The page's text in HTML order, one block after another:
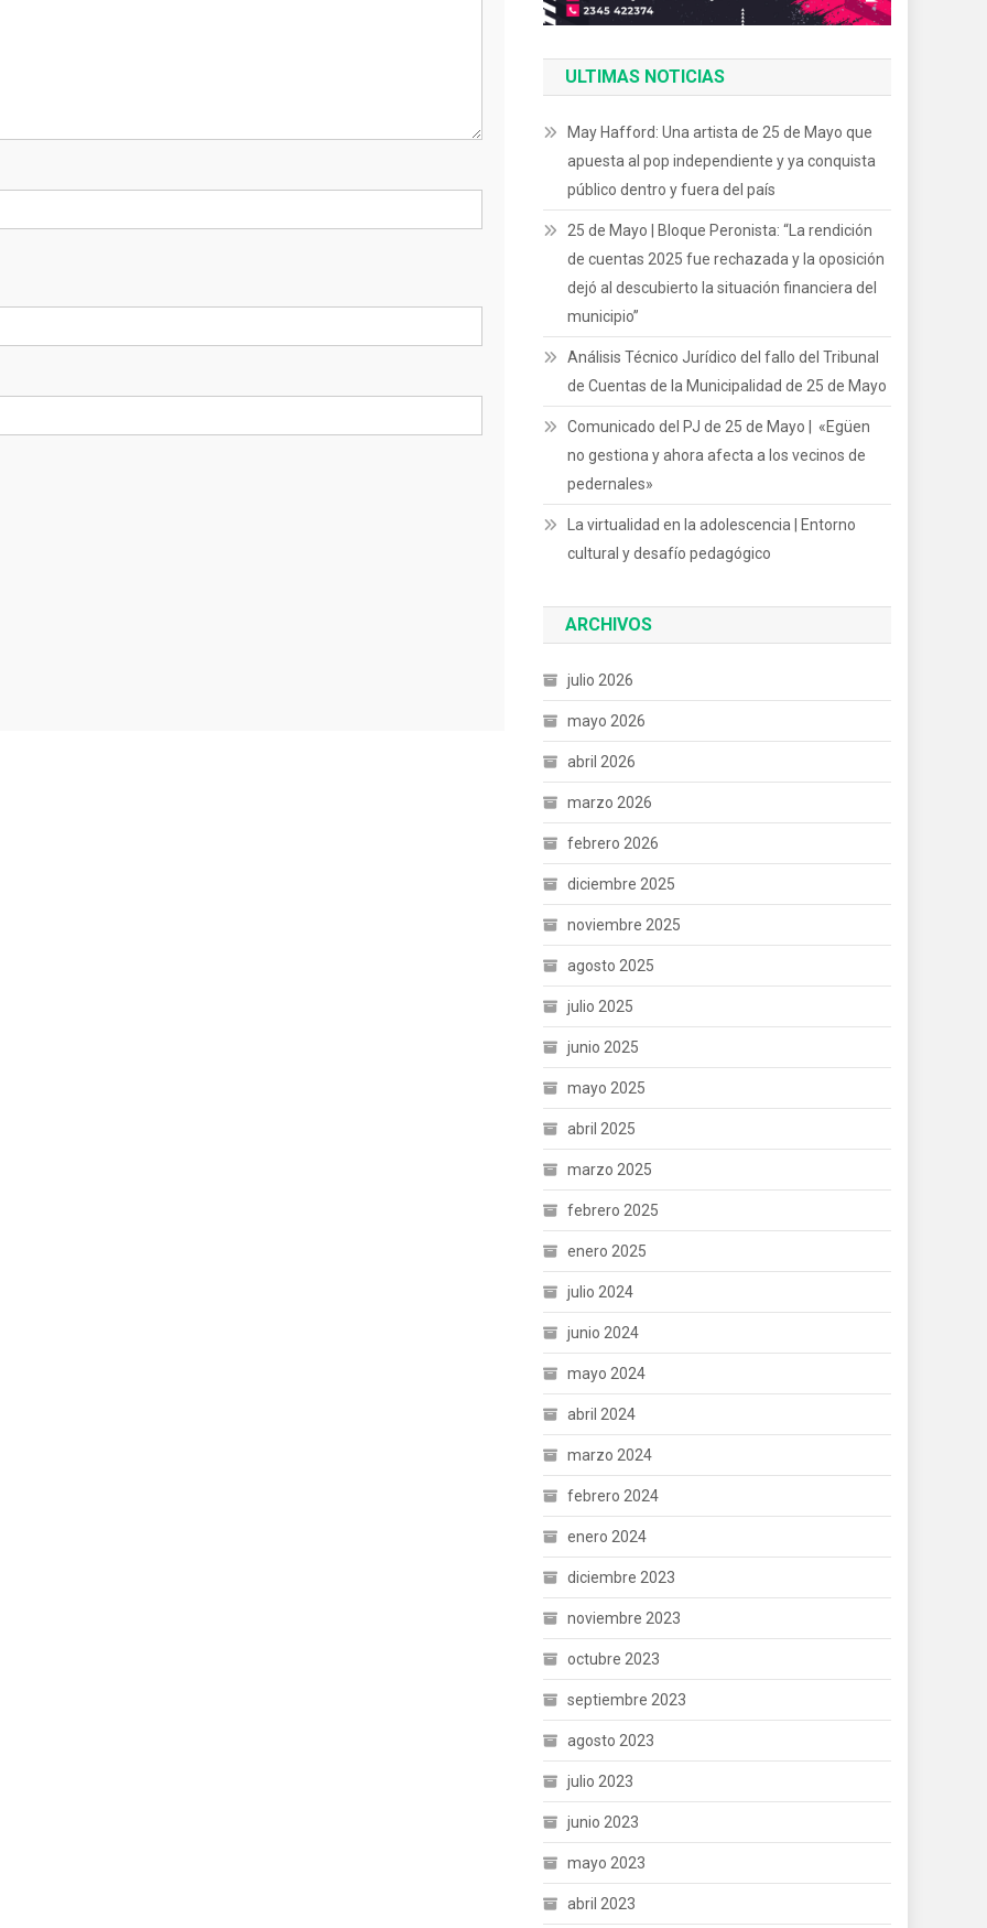
ULTIMAS NOTICIAS
May Hafford: Una artista de 25 de Mayo que
apuesta al pop independiente y ya conquista
público dentro y fuera del país
25 de Mayo | Bloque Peronista: “La rendición
de cuentas 2025 fue rechazada y la oposición
dejó al descubierto la situación financiera del
municipio”
Análisis Técnico Jurídico del fallo del Tribunal
de Cuentas de la Municipalidad de 25 de Mayo
Comunicado del PJ de 25 de Mayo | «Egüen
no gestiona y ahora afecta a los vecinos de
pedernales»
La virtualidad en la adolescencia | Entorno
cultural y desafío pedagógico
ARCHIVOS
julio 2026
mayo 2026
abril 2026
marzo 2026
febrero 2026
diciembre 2025
noviembre 2025
agosto 2025
julio 2025
junio 2025
mayo 2025
abril 2025
marzo 2025
febrero 2025
enero 2025
julio 2024
junio 2024
mayo 2024
abril 2024
marzo 2024
febrero 2024
enero 2024
diciembre 2023
noviembre 2023
octubre 2023
septiembre 2023
agosto 2023
julio 2023
junio 2023
mayo 2023
abril 2023